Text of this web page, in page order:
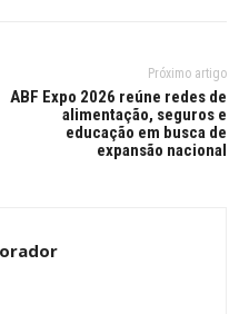
Próximo artigo
ABF Expo 2026 reúne redes de
alimentação, seguros e
educação em busca de
expansão nacional